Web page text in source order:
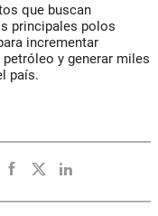
que buscan
principales polos
incrementar
y generar miles
país.